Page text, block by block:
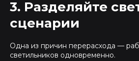
3. Разделяйте
сценарии
Одна из причин перерасхода —
светильников одновременно.